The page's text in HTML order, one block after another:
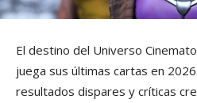
El destino del Universo
juega sus últimas cartas en
resultados dispares y críticas